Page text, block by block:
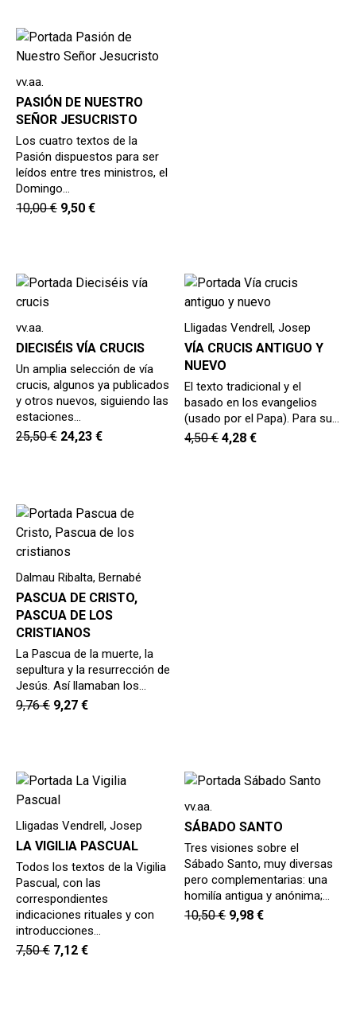
vv.aa.
PASIÓN DE NUESTRO
SEÑOR JESUCRISTO
Los cuatro textos de la
Pasión dispuestos para ser
leídos entre tres ministros, el
Domingo…
10,00€ 9,50 €
vv.aa.
DIECISÉIS VÍA CRUCIS
Un amplia selección de vía
crucis, algunos ya publicados
y otros nuevos, siguiendo las
estaciones…
25,50€ 24,23 €
Lligadas Vendrell, Josep
VÍA CRUCIS ANTIGUO Y
NUEVO
El texto tradicional y el
basado en los evangelios
(usado por el Papa). Para su…
4,50€ 4,28€
Dalmau Ribalta, Bernabé
PASCUA DE CRISTO,
PASCUA DE LOS
CRISTIANOS
La Pascua de la muerte, la
sepultura y la resurrección de
Jesús. Así llamaban los…
9,76€ 9,27 €
Lligadas Vendrell, Josep
LA VIGILIA PASCUAL
Todos los textos de la Vigilia
Pascual, con las
correspondientes
indicaciones rituales y con
introducciones…
7,50€ 7,12 €
vv.aa.
SÁBADO SANTO
Tres visiones sobre el
Sábado Santo, muy diversas
pero complementarias: una
homilía antigua y anónima;…
10,50€ 9,98€